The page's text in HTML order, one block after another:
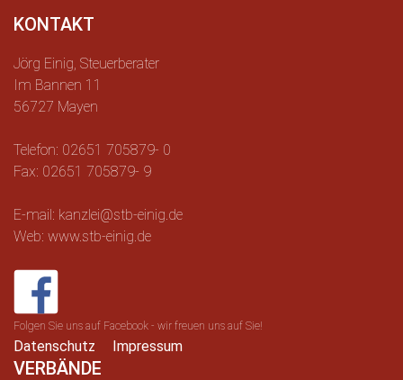
KONTAKT
Jörg Einig, Steuerberater
Im Bannen 11
56727 Mayen
Telefon: 02651 705879- 0
Fax: 02651 705879- 9
E-mail: kanzlei@stb-einig.de
Web: www.stb-einig.de
Folgen Sie uns auf Facebook - wir freuen uns auf Sie!
Datenschutz Impressum
VERBÄNDE